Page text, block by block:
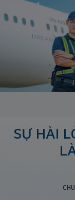
SỰ HÀI